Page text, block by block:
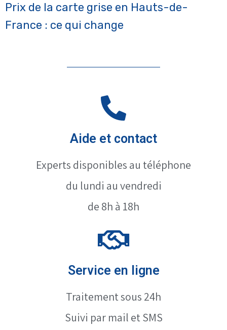
Prix de la carte grise en Hauts-de-
France : ce qui change
Aide et contact
Experts disponibles au téléphone
du lundi au vendredi
de 8h à 18h
Service en ligne
Traitement sous 24h
Suivi par mail et SMS